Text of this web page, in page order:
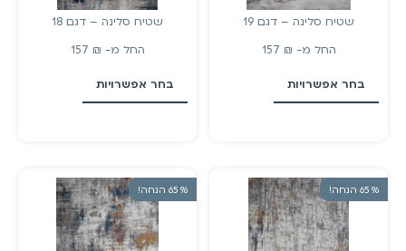
שטיח סלינה – דגם 19
החל מ-
157 ₪
בחר אפשרויות
שטיח סלינה – דגם 18
החל מ-
157 ₪
בחר אפשרויות
% 65 הנחה! % 65 הנחה!